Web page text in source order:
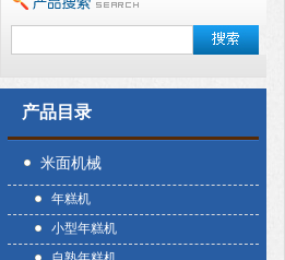
产品目录
米面机械
年糕机
小型年糕机